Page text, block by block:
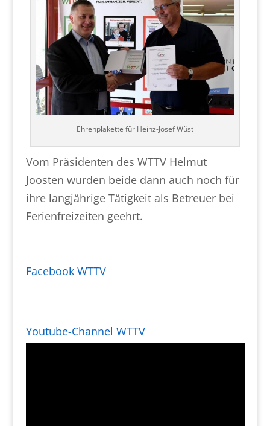
Ehrenplakette für Heinz-Josef Wüst
Vom Präsidenten des WTTV Helmut
Joosten wurden beide dann auch noch für
ihre langjährige Tätigkeit als Betreuer bei
Ferienfreizeiten geehrt.
Facebook WTTV
Youtube-Channel WTTV